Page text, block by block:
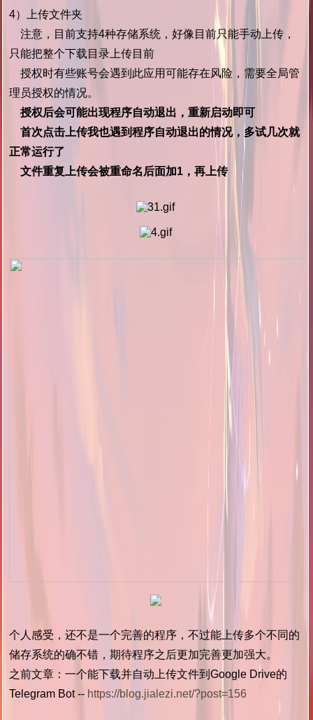
4）上传文件夹
注意，目前支持4种存储系统，好像目前只能手动上传，
只能把整个下载目录上传目前
授权时有些账号会遇到此应用可能存在风险，需要全局管
理员授权的情况。
授权后会可能出现程序自动退出，重新启动即可
首次点击上传我也遇到程序自动退出的情况，多试几次就
正常运行了
文件重复上传会被重命名后面加1，再上传
个人感受，还不是一个完善的程序，不过能上传多个不同的
储存系统的确不错，期待程序之后更加完善更加强大。
之前文章：一个能下载并自动上传文件到Google Drive的
Telegram Bot -- https://blog.jialezi.net/?post=156